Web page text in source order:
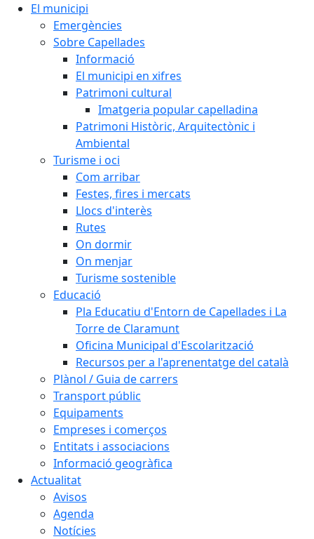
El municipi
Emergències
Sobre Capellades
Informació
El municipi en xifres
Patrimoni cultural
Imatgeria popular capelladina
Patrimoni Històric, Arquitectònic i
Ambiental
Turisme i oci
Com arribar
Festes, fires i mercats
Llocs d'interès
Rutes
On dormir
On menjar
Turisme sostenible
Educació
Pla Educatiu d'Entorn de Capellades i La
Torre de Claramunt
Oficina Municipal d'Escolarització
Recursos per a l'aprenentatge del català
Plànol / Guia de carrers
Transport públic
Equipaments
Empreses i comerços
Entitats i associacions
Informació geogràfica
Actualitat
Avisos
Agenda
Notícies